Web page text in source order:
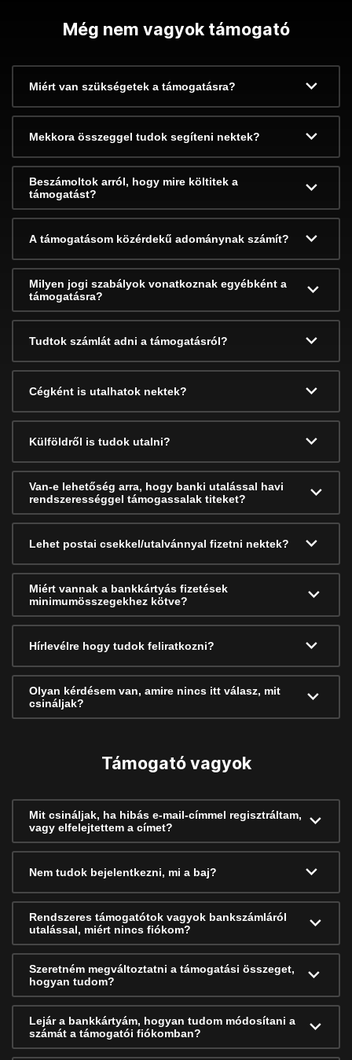
Még nem vagyok támogató
Miért van szükségetek a támogatásra?
Mekkora összeggel tudok segíteni nektek?
Beszámoltok arról, hogy mire költitek a
támogatást?
A támogatásom közérdekű adománynak számít?
Milyen jogi szabályok vonatkoznak egyébként a
támogatásra?
Tudtok számlát adni a támogatásról?
Cégként is utalhatok nektek?
Külföldről is tudok utalni?
Van-e lehetőség arra, hogy banki utalással havi
rendszerességgel támogassalak titeket?
Lehet postai csekkel/utalvánnyal fizetni nektek?
Miért vannak a bankkártyás fizetések
minimumösszegekhez kötve?
Hírlevélre hogy tudok feliratkozni?
Olyan kérdésem van, amire nincs itt válasz, mit
csináljak?
Támogató vagyok
Mit csináljak, ha hibás e-mail-címmel regisztráltam,
vagy elfelejtettem a címet?
Nem tudok bejelentkezni, mi a baj?
Rendszeres támogatótok vagyok bankszámláról
utalással, miért nincs fiókom?
Szeretném megváltoztatni a támogatási összeget,
hogyan tudom?
Lejár a bankkártyám, hogyan tudom módosítani a
számát a támogatói fiókomban?